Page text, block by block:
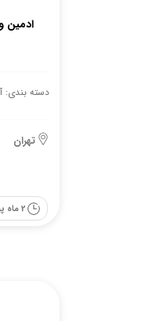
ادمین
دسته بندی:
تهران
2 ماه پیش